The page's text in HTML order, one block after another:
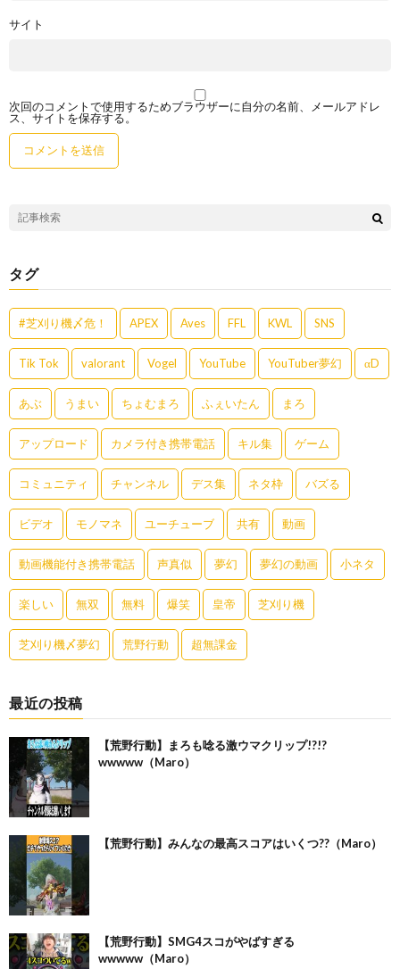
サイト
次回のコメントで使用するためブラウザーに自分の名前、メールアドレ
ス、サイトを保存する。
タグ
#芝刈り機〆危！ APEX Aves FFL KWL SNS
Tik Tok valorant Vogel YouTube YouTuber夢幻 αD
あぶ うまい ちょむまろ ふぇいたん まろ
アップロード カメラ付き携帯電話 キル集 ゲーム
コミュニティ チャンネル デス集 ネタ枠 バズる
ビデオ モノマネ ユーチューブ 共有 動画
動画機能付き携帯電話 声真似 夢幻 夢幻の動画 小ネタ
楽しい 無双 無料 爆笑 皇帝 芝刈り機
芝刈り機〆夢幻 荒野行動 超無課金
最近の投稿
【荒野行動】まろも唸る激ウマクリップ!?!?
wwwww（Maro）
【荒野行動】みんなの最高スコアはいくつ??（Maro）
【荒野行動】SMG4スコがやばすぎる
wwwww（Maro）